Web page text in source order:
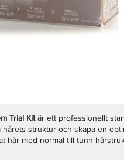
Trial Kitär ett professionellt
struktur och skapa en
hår med normal till tunn